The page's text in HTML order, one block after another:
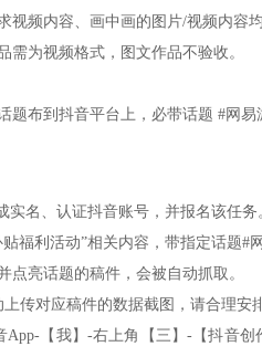
视频内容、画中画的图片/视频内容
需为视频格式，图文作品不验收。
题布到抖音平台上，必带话题 #网
实名、认证抖音账号，并报名该任
福利活动”相关内容，带指定话题#
点亮话题的稿件，会被自动抓取。
传对应稿件的数据截图，请合理安
App-【我】-右上角【三】-【抖音